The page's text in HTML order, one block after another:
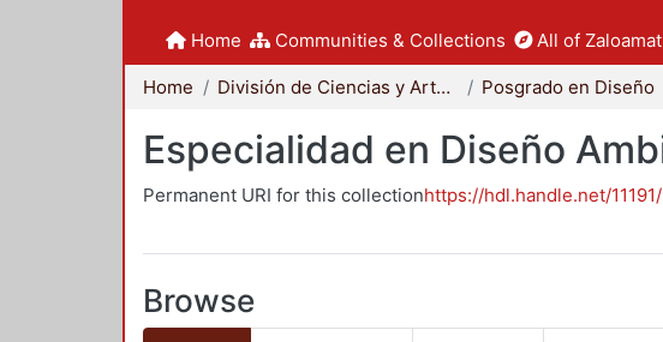
Home Communities & Collections All of
Home División de Ciencias y Artes para el Diseño Posgrado en Diseño
Especialidad en Diseño
Permanent URI for this collectionhttps://hdl.handle.net/
Browse